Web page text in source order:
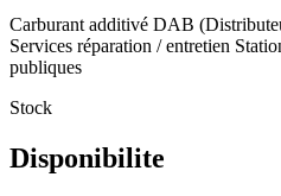
Carburant additivé DAB
Services réparation / entretien
publiques
Stock
Disponibilite